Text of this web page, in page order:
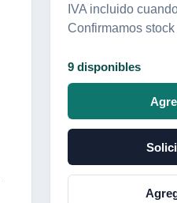
IVA incluido
Confirmamos
9 disponibles